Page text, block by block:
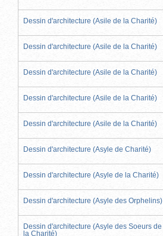
Dessin d'architecture (Asile de la Charité)
Dessin d'architecture (Asile de la Charité)
Dessin d'architecture (Asile de la Charité)
Dessin d'architecture (Asile de la Charité)
Dessin d'architecture (Asile de la Charité)
Dessin d'architecture (Asyle de Charité)
Dessin d'architecture (Asyle de la Charité)
Dessin d'architecture (Asyle des Orphelins)
Dessin d'architecture (Asyle des Soeurs de
la Charité)